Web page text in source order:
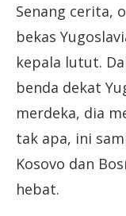
Senang cerita,
bekas
kepala lutut.
benda dekat
merdeka, dia
tak apa, ini
Kosovo dan
hebat.